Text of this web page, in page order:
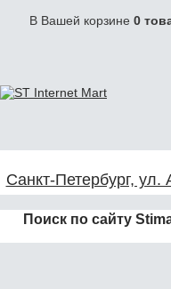
В Вашей корзине 0
Санкт-Петербург,
Поиск по сайту